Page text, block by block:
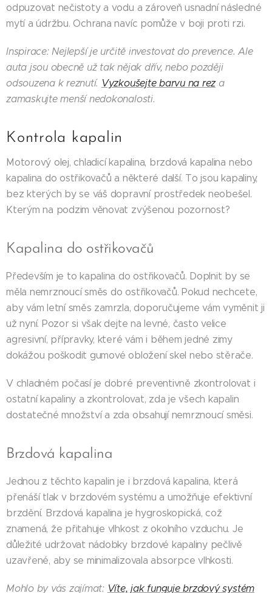
odpuzovat nečistoty a vodu a zároveň usnadní následné
mytí a údržbu. Ochrana navíc pomůže v boji proti rzi.
Inspirace: Nejlepší je určitě investovat do prevence. Ale
auta jsou obecně už tak nějak dřív, nebo později
odsouzena k reznutí. Vyzkoušejte barvu na reza
zamaskujte menší nedokonalosti.
Kontrola kapalin
Motorový olej, chladicí kapalina, brzdová kapalina nebo
kapalina do ostřikovačů a některé další. To jsou kapaliny,
bez kterých by se váš dopravní prostředek neobešel.
Kterým na podzim věnovat zvýšenou pozornost?
Kapalina do ostřikovačů
Především je to kapalina do ostřikovačů. Doplnit by se
měla nemrznoucí směs do ostřikovačů. Pokud nechcete,
aby vám letní směs zamrzla, doporučujeme vám vyměnit ji
už nyní. Pozor si však dejte na levné, často velice
agresivní, přípravky, které vám i během jedné zimy
dokážou poškodit gumové obložení skel nebo stěrače.
V chladném počasí je dobré preventivně zkontrolovat i
ostatní kapaliny a zkontrolovat, zda je všech kapalin
dostatečné množství a zda obsahují nemrznoucí směsi.
Brzdová kapalina
Jednou z těchto kapalin je i brzdová kapalina, která
přenáší tlak v brzdovém systému a umožňuje efektivní
brzdění. Brzdová kapalina je hygroskopická, což
znamená, že přitahuje vlhkost z okolního vzduchu. Je
důležité udržovat nádobky brzdové kapaliny pečlivě
uzavřené, aby se minimalizovala absorpce vlhkosti.
Mohlo by vás zajímat: Víte, jak funguje brzdový systém